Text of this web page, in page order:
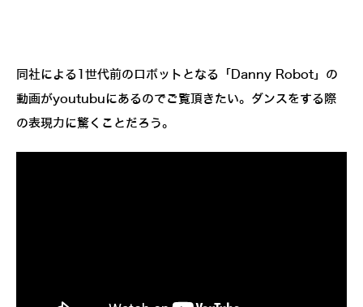
同社による1世代前のロボットとなる「Danny Robot」の
動画がyoutubuにあるのでご覧頂きたい。ダンスをする際
の表現力に驚くことだろう。